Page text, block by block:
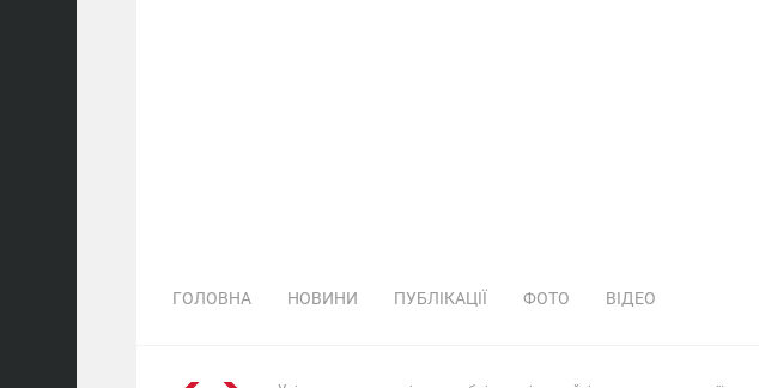
ГОЛОВНА НОВИНИ ПУБЛІКАЦІЇ ФОТО ВІДЕО